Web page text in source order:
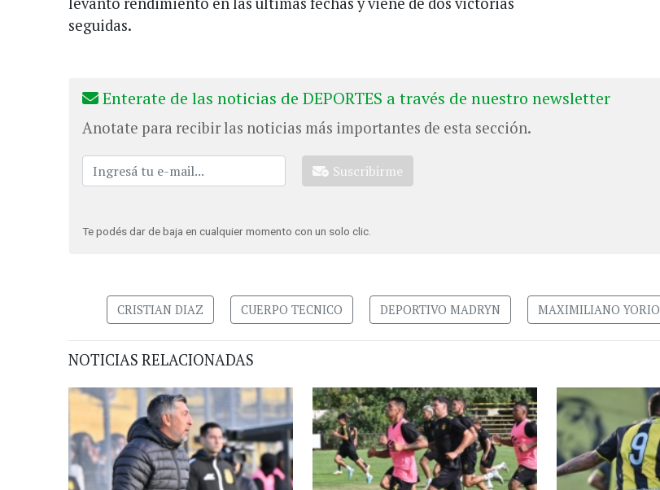
seguidas.
Enterate de las noticias de DEPORTES a través de nuestro newsletter
Anotate para recibir las noticias más importantes de esta sección.
Suscribirme
Te podés dar de baja en cualquier momento con un solo clic.
CRISTIAN DIAZ CUERPO TECNICO DEPORTIVO MADRYN MAXIMILIANO YORIO
NOTICIAS RELACIONADAS